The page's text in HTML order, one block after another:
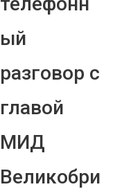
ый
разговор с
главой
МИД
Великобри